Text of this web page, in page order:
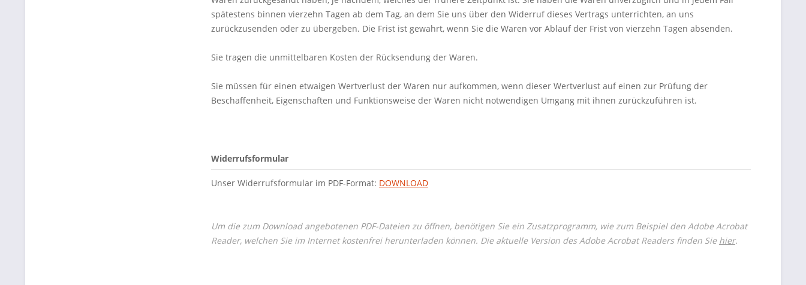
spätestens binnen vierzehn Tagen ab dem Tag, an dem Sie uns über den Widerruf dieses Vertrags unterrichten, an uns
zurückzusenden oder zu übergeben. Die Frist ist gewahrt, wenn Sie die Waren vor Ablauf der Frist von vierzehn Tagen absenden.
Sie tragen die unmittelbaren Kosten der Rücksendung der Waren.
Sie müssen für einen etwaigen Wertverlust der Waren nur aufkommen, wenn dieser Wertverlust auf einen zur Prüfung der
Beschaffenheit, Eigenschaften und Funktionsweise der Waren nicht notwendigen Umgang mit ihnen zurückzuführen ist.
Widerrufsformular
Unser Widerrufsformular im PDF-Format: DOWNLOAD
Um die zum Download angebotenen PDF-Dateien zu öffnen, benötigen Sie ein Zusatzprogramm, wie zum Beispiel den Adobe Acrobat
Reader, welchen Sie im Internet kostenfrei herunterladen können. Die aktuelle Version des Adobe Acrobat Readers finden Sie hier.